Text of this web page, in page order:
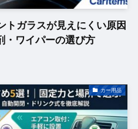
トガラスが見えにくい原因
・ワイパーの選び方
カー用品